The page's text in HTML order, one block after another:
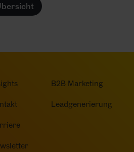
B2B Marketing
Leadgenerierung